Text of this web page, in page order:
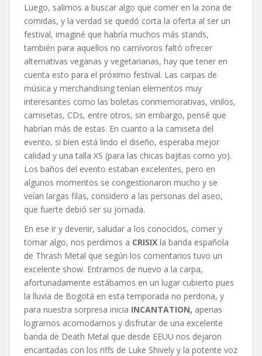
Luego, salimos a buscar algo que comer en la zona de
comidas, y la verdad se quedó corta la oferta al ser un
festival, imaginé que habría muchos más stands,
también para aquellos no carnívoros faltó ofrecer
alternativas veganas y vegetarianas, hay que tener en
cuenta esto para el próximo festival. Las carpas de
música y merchandising tenían elementos muy
interesantes como las boletas conmemorativas, vinilos,
camisetas, CDs, entre otros, sin embargo, pensé que
habrían más de estas. En cuanto a la camiseta del
evento, si bien está lindo el diseño, esperaba mejor
calidad y una talla XS (para las chicas bajitas como yo).
Los baños del evento estaban excelentes, pero en
algunos momentos se congestionaron mucho y se
veían largas filas, considero a las personas del aseo,
que fuerte debió ser su jornada.
En ese ir y devenir, saludar a los conocidos, comer y
tomar algo, nos perdimos a CRISIX la banda española
de Thrash Metal que según los comentarios tuvo un
excelente show. Entramos de nuevo a la carpa,
afortunadamente estábamos en un lugar cubierto pues
la lluvia de Bogotá en esta temporada no perdona, y
para nuestra sorpresa inicia INCANTATION, apenas
logramos acomodarnos y disfrutar de una excelente
banda de Death Metal que desde EEUU nos dejaron
encantadas con los riffs de Luke Shively y la potente voz